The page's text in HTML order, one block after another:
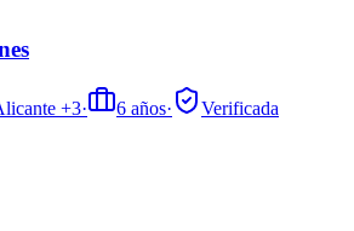
+3· 6 años·
Verificada